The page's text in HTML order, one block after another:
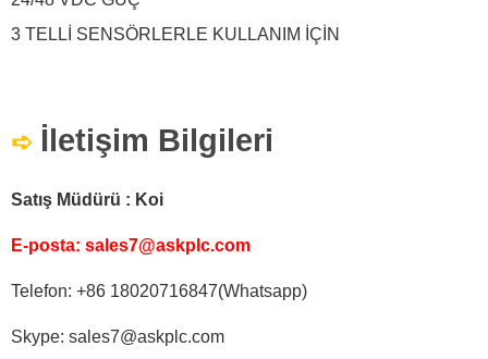
3 TELLİ SENSÖRLERLE KULLANIM İÇİN
➪ İletişim Bilgileri
Satış Müdürü : Koi
E-posta: sales7@askplc.com
Telefon: +86 18020716847(Whatsapp)
Skype: sales7@askplc.com